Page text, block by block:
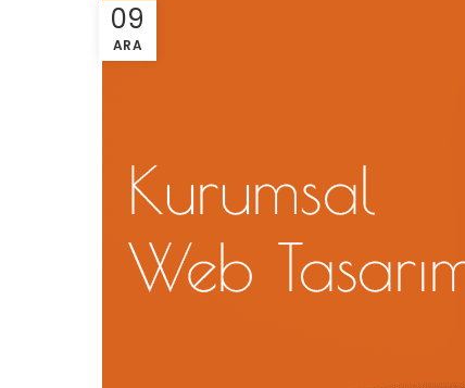
09
ARA